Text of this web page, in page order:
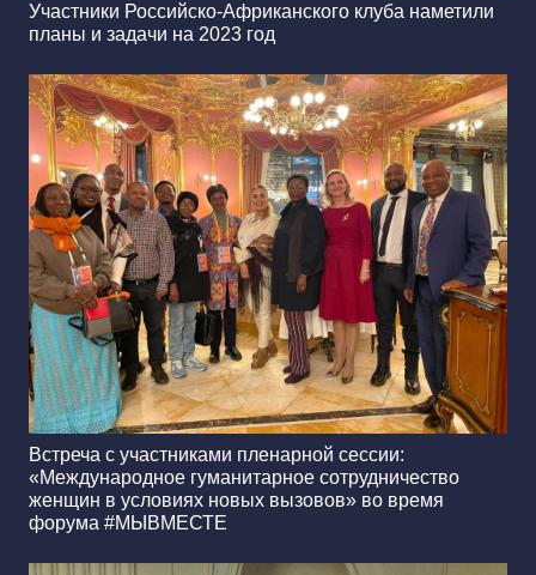
Участники Российско-Африканского клуба наметили
планы и задачи на 2023 год
Встреча с участниками пленарной сессии:
«Международное гуманитарное сотрудничество
женщин в условиях новых вызовов» во время
форума #МЫВМЕСТЕ